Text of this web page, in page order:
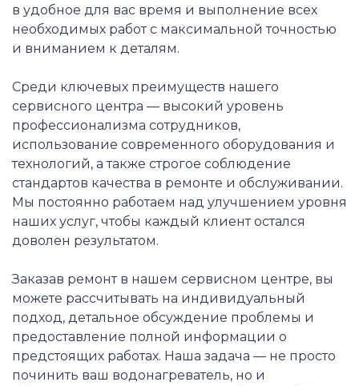
в удобное для вас время и выполнение всех
необходимых работ с максимальной точностью
и вниманием к деталям.
Среди ключевых преимуществ нашего
сервисного центра — высокий уровень
профессионализма сотрудников,
использование современного оборудования и
технологий, а также строгое соблюдение
стандартов качества в ремонте и обслуживании.
Мы постоянно работаем над улучшением уровня
наших услуг, чтобы каждый клиент остался
доволен результатом.
Заказав ремонт в нашем сервисном центре, вы
можете рассчитывать на индивидуальный
подход, детальное обсуждение проблемы и
предоставление полной информации о
предстоящих работах. Наша задача — не просто
починить ваш водонагреватель, но и